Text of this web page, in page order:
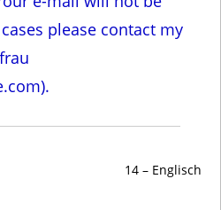
please contact my
14 – Englisch